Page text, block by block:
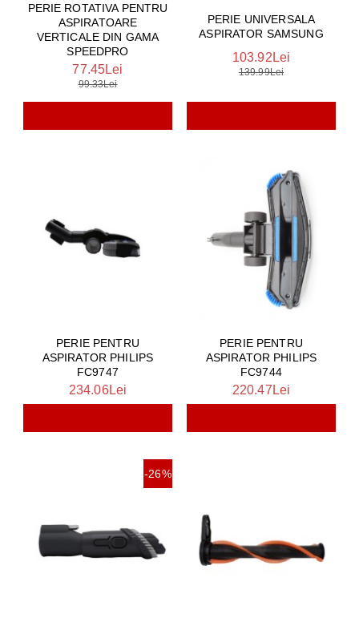
PERIE ROTATIVA PENTRU
ASPIRATOARE
VERTICALE DIN GAMA
SPEEDPRO
77.45Lei
99.33Lei
PERIE UNIVERSALA
ASPIRATOR SAMSUNG
103.92Lei
139.99Lei
PERIE PENTRU
ASPIRATOR PHILIPS
FC9747
234.06Lei
PERIE PENTRU
ASPIRATOR PHILIPS
FC9744
220.47Lei
-26%